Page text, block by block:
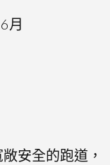
月
安全的跑道，